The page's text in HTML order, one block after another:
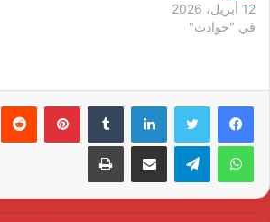
12 أبريل، 2026
في "حوادث"
لينكدإن بينتيريست
واتساب تيلقرام مشاركة عبر البريد طباعة